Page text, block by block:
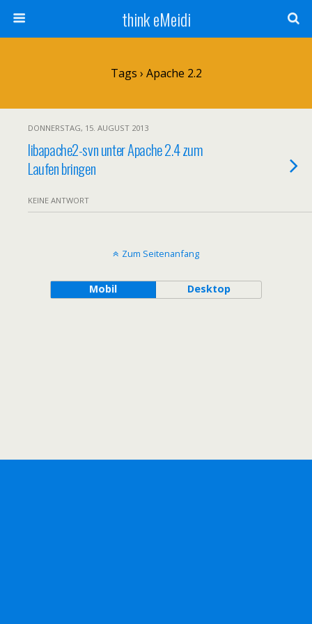
think eMeidi
Tags › Apache 2.2
DONNERSTAG, 15. AUGUST 2013
libapache2-svn unter Apache 2.4 zum
Laufen bringen
KEINE ANTWORT
Zum Seitenanfang
Mobil Desktop